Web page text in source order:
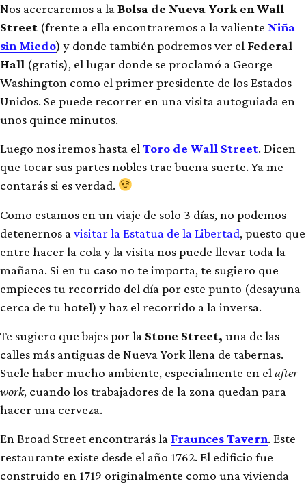
Nos acercaremos a la Bolsa de Nueva York en Wall
Street (frente a ella encontraremos a la valiente Niña
sin Miedo) y donde también podremos ver el Federal
Hall (gratis), el lugar donde se proclamó a George
Washington como el primer presidente de los Estados
Unidos. Se puede recorrer en una visita autoguiada en
unos quince minutos.
Luego nos iremos hasta elToro de Wall Street. Dicen
que tocar sus partes nobles trae buena suerte. Ya me
contarás si es verdad.
Como estamos en un viaje de solo 3 días, no podemos
detenernos a visitar la Estatua de la Libertad, puesto que
entre hacer la cola y la visita nos puede llevar toda la
mañana. Si en tu caso no te importa, te sugiero que
empieces tu recorrido del día por este punto (desayuna
cerca de tu hotel) y haz el recorrido a la inversa.
Te sugiero que bajes por la Stone Street, una de las
calles más antiguas de Nueva York llena de tabernas.
Suele haber mucho ambiente, especialmente en el after
work, cuando los trabajadores de la zona quedan para
hacer una cerveza.
En Broad Street encontrarás la Fraunces Tavern. Este
restaurante existe desde el año 1762. El edificio fue
construido en 1719 originalmente como una vivienda